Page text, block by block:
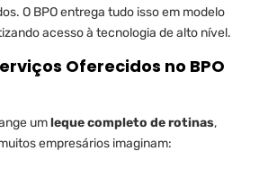
O BPO entrega tudo isso em modelo
acesso à tecnologia de alto nível.
Oferecidos no BPO
umleque completo de rotinas,
empresários imaginam: